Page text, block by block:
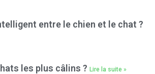
entre le chien et le chat ?
les plus câlins ? Lire la suite »